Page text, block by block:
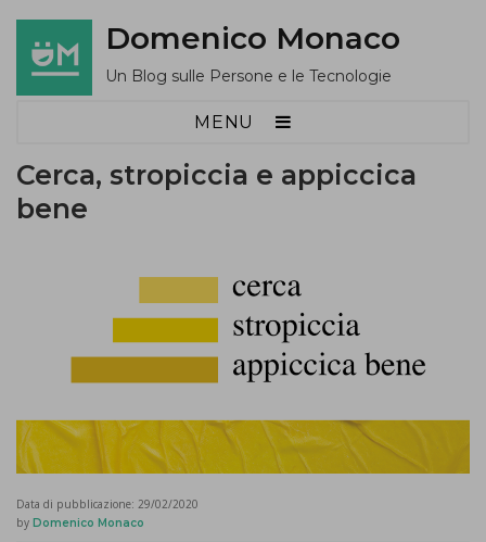
Domenico Monaco
Un Blog sulle Persone e le Tecnologie
MENU
Cerca, stropiccia e appiccica
bene
Data di pubblicazione: 29/02/2020
by Domenico Monaco